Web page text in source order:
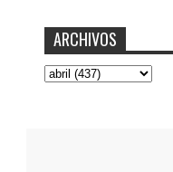
ARCHIVOS